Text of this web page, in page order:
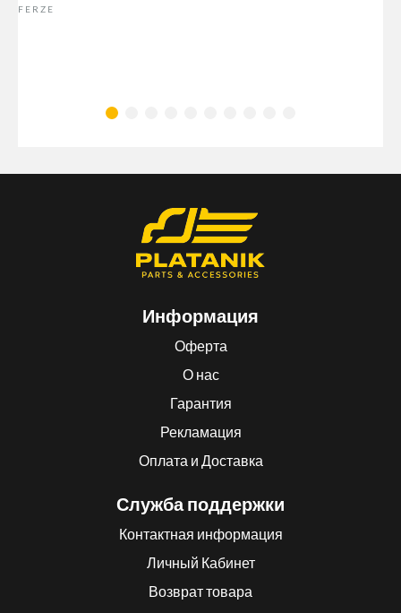
FERZE
Информация
Оферта
О нас
Гарантия
Рекламация
Оплата и Доставка
Служба поддержки
Контактная информация
Личный Кабинет
Возврат товара